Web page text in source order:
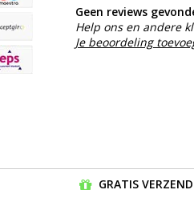
Geen reviews
Help ons en andere
Je beoordeling
GRATIS